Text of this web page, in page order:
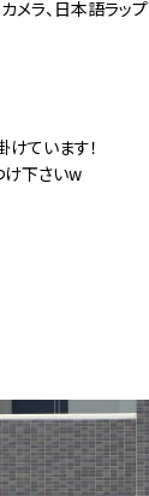
カメラ、日本語ラップ
ています！
け下さいw